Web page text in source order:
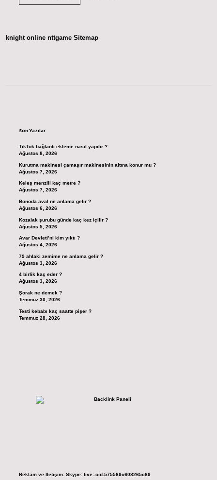
knight online nttgame Sitemap
Son Yazılar
TikTok bağlantı ekleme nasıl yapılır ?
Ağustos 8, 2026
Kurutma makinesi çamaşır makinesinin altına konur mu ?
Ağustos 7, 2026
Keleş menzili kaç metre ?
Ağustos 7, 2026
Bonoda aval ne anlama gelir ?
Ağustos 6, 2026
Kozalak şurubu günde kaç kez içilir ?
Ağustos 5, 2026
Avar Devleti’ni kim yıktı ?
Ağustos 4, 2026
79 ahlaki zemime ne anlama gelir ?
Ağustos 3, 2026
4 birlik kaç eder ?
Ağustos 3, 2026
Şorak ne demek ?
Temmuz 30, 2026
Testi kebabı kaç saatte pişer ?
Temmuz 28, 2026
Reklam ve İletişim: Skype: live:.cid.575569c608265c69